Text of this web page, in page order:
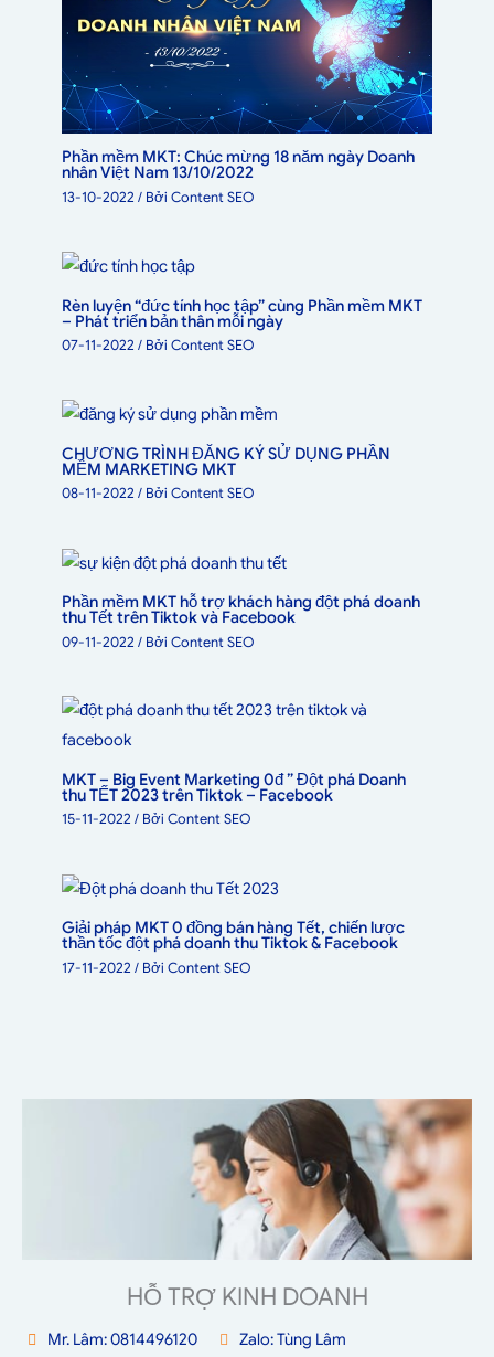
Phần mềm MKT: Chúc mừng 18 năm ngày Doanh
nhân Việt Nam 13/10/2022
13-10-2022/ BởiContent SEO
Rèn luyện “đức tính học tập” cùng Phần mềm MKT
– Phát triển bản thân mỗi ngày
07-11-2022/ BởiContent SEO
CHƯƠNG TRÌNH ĐĂNG KÝ SỬ DỤNG PHẦN
MỀM MARKETING MKT
08-11-2022/ BởiContent SEO
Phần mềm MKT hỗ trợ khách hàng đột phá doanh
thu Tết trên Tiktok và Facebook
09-11-2022/ BởiContent SEO
MKT – Big Event Marketing 0đ ” Đột phá Doanh
thu TẾT 2023 trên Tiktok – Facebook
15-11-2022/ BởiContent SEO
Giải pháp MKT 0 đồng bán hàng Tết, chiến lược
thần tốc đột phá doanh thu Tiktok & Facebook
17-11-2022/ BởiContent SEO
HỖ TRỢ KINH DOANH
Mr. Lâm: 0814496120 Zalo: Tùng Lâm